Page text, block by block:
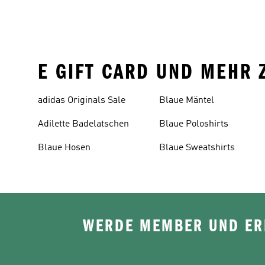
E GIFT CARD UND MEHR
adidas Originals Sale
Adilette Badelatschen
Blaue Hosen
Blaue Mäntel
Blaue Poloshirts
Blaue Sweatshirts
WERDE MEMBER UND